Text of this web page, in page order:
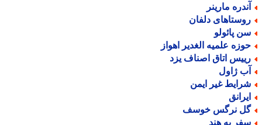
مارینر
دلفان
پائولو
علمیه الغدیر اهواز
اتاق اصناف یزد
ژاول
غیر ایمن
نرگس خوسف
به هند